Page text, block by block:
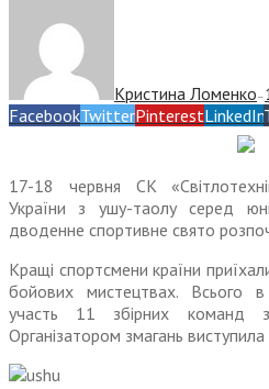
Кристина Ломенко —
FacebookTwitterPinterestLinkedIn
17-18 червня СК
України з ушу-таолу серед
дводенне спортивне свято
Кращі спортсмени країни
бойових мистецтвах. Всього в
участь 11 збірних команд з
Організатором змагань